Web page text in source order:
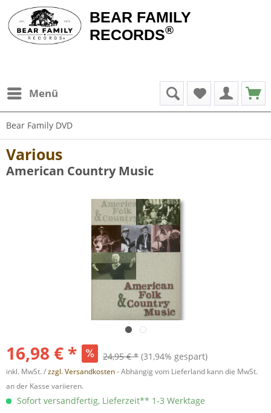
BEAR FAMILY
RECORDS®
Menü
Bear Family DVD
Various
American Country Music
16,98 € * 24,95 € * (31,94% gespart)
inkl. MwSt. /zzgl. Versandkosten- Abhängig vom Lieferland kann die MwSt.
an der Kasse variieren.
Sofort versandfertig, Lieferzeit** 1-3 Werktage